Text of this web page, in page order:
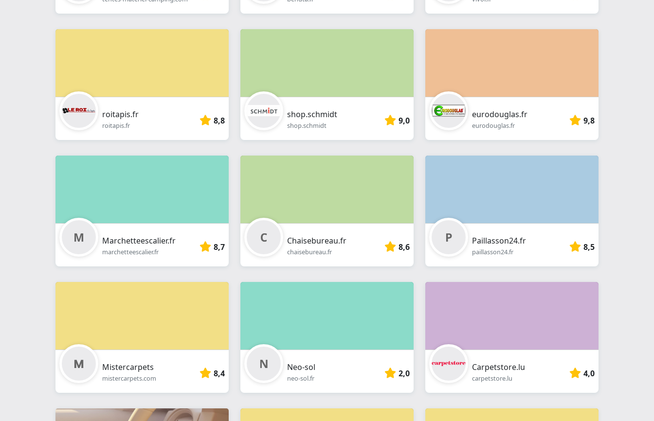
roitapis.fr
roitapis.fr 8,8
shop.schmidt
shop.schmidt 9,0
eurodouglas.fr
eurodouglas.fr 9,8
Marchetteescalier.fr
marchetteescalier.fr 8,7
Chaisebureau.fr
chaisebureau.fr 8,6
Paillasson24.fr
paillasson24.fr 8,5
Mistercarpets
mistercarpets.com 8,4
Neo-sol
neo-sol.fr 2,0
Carpetstore.lu
carpetstore.lu 4,0